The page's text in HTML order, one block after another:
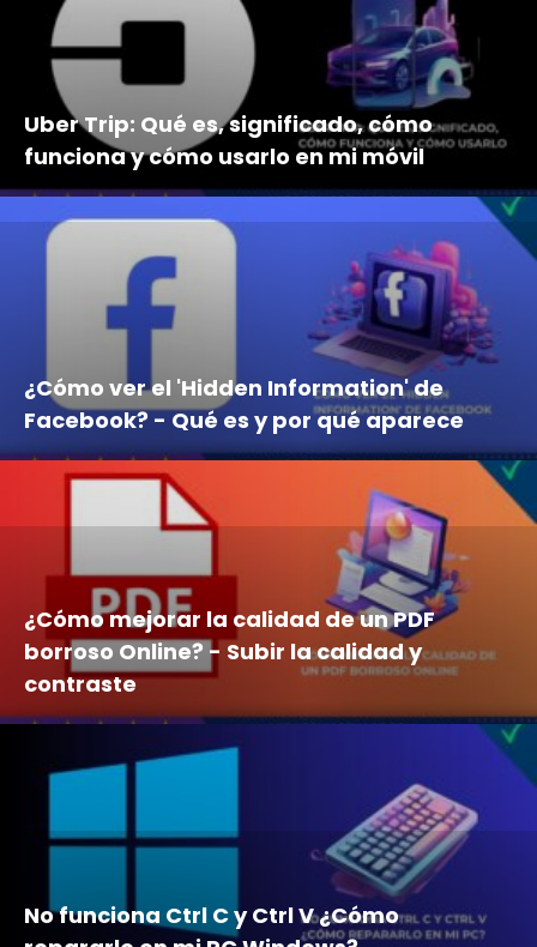
Uber Trip: Qué es, significado, cómo
funciona y cómo usarlo en mi móvil
¿Cómo ver el 'Hidden Information' de
Facebook? - Qué es y por qué aparece
¿Cómo mejorar la calidad de un PDF
borroso Online? - Subir la calidad y
contraste
No funciona Ctrl C y Ctrl V ¿Cómo